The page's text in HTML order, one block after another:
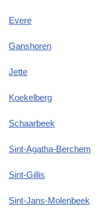
Evere
Ganshoren
Jette
Koekelberg
Schaarbeek
Sint-Agatha-Berchem
Sint-Gillis
Sint-Jans-Molenbeek